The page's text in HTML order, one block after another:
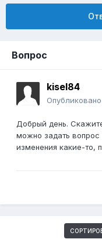
Вопрос
kisel84
Опубликовано
Добрый день.
можно задать вопрос
изменения какие-то,